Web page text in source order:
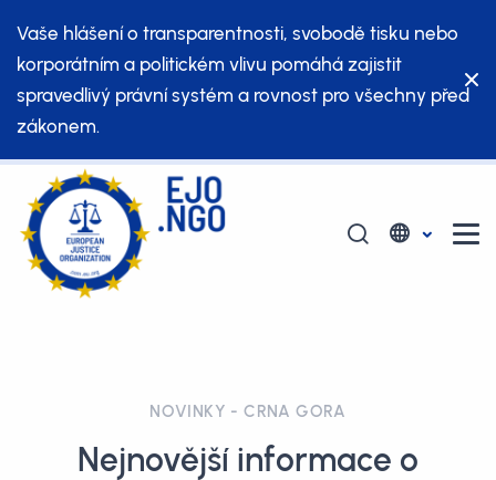
Vaše hlášení o transparentnosti, svobodě tisku nebo
korporátním a politickém vlivu pomáhá zajistit
spravedlivý právní systém a rovnost pro všechny před
zákonem.
NOVINKY - CRNA GORA
Nejnovější informace o